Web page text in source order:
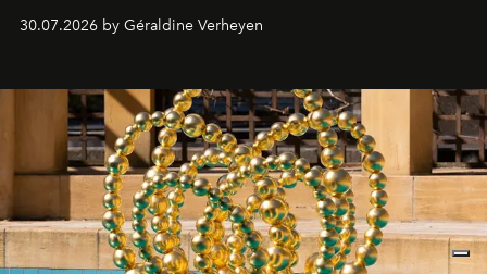
plateformes de streaming en août 2026.
30.07.2026 by Géraldine Verheyen